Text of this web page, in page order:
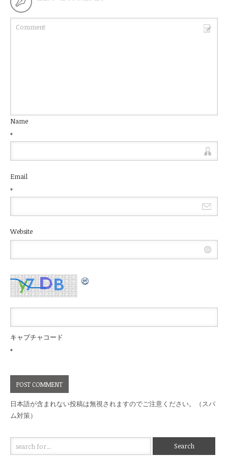
Name
*
Email
*
Website
キャプチャコード
*
日本語が含まれない投稿は無視されますのでご注意ください。（スパ
ム対策）